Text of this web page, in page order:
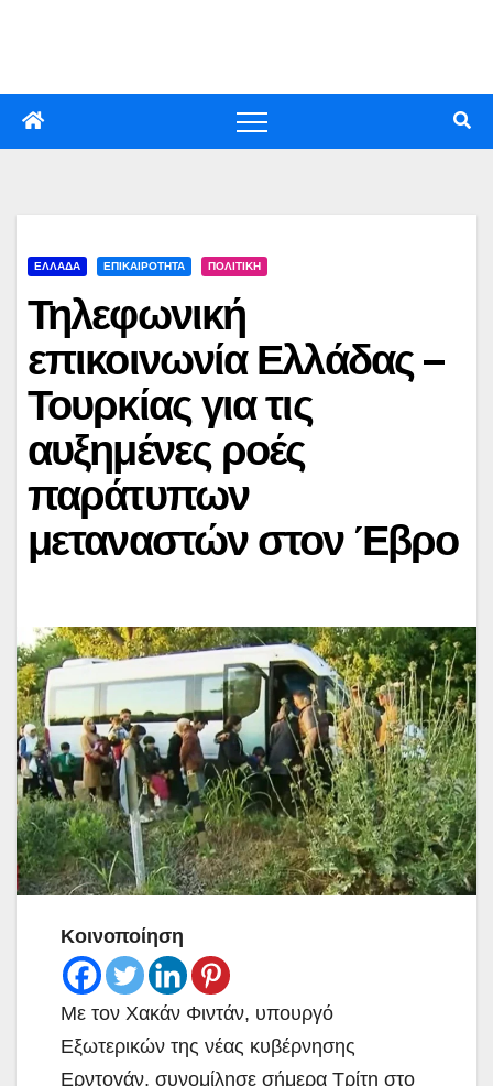
ΕΛΛΑΔΑ ΕΠΙΚΑΙΡΟΤΗΤΑ ΠΟΛΙΤΙΚΗ
Τηλεφωνική
επικοινωνία Ελλάδας –
Τουρκίας για τις
αυξημένες ροές
παράτυπων
μεταναστών στον Έβρο
Κοινοποίηση
Με τον Χακάν Φιντάν, υπουργό
Εξωτερικών της νέας κυβέρνησης
Ερντογάν, συνομίλησε σήμερα Τρίτη στο